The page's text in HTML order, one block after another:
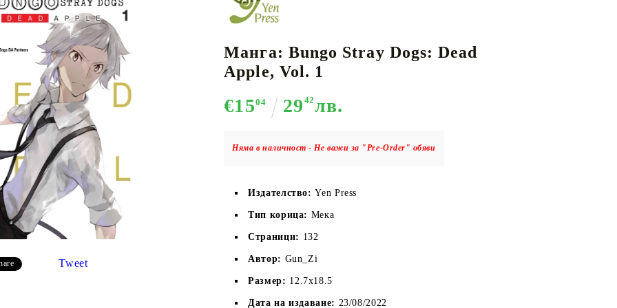
CARD GAME
АКСЕСОАРИ ЗА КАРТОВИ
ИГРИ
Кутии за съхранение
Протектори за карти
Подложки/Матове
Класьори за карти
НАСИПНИ КАРТИ
К-ПОП ДРУГИ
Tweet
Манга: Bungo Stray Dogs: Dead
Apple, Vol. 1
€1504 29 42лв.
Няма в наличност - Не важи за "Pre-Order" обяви
Издателство: Yen Press
Тип корица: Мека
Страници: 132
Автор: Gun_Zi
Размер: 12.7x18.5
Дата на издаване: 23/08/2022